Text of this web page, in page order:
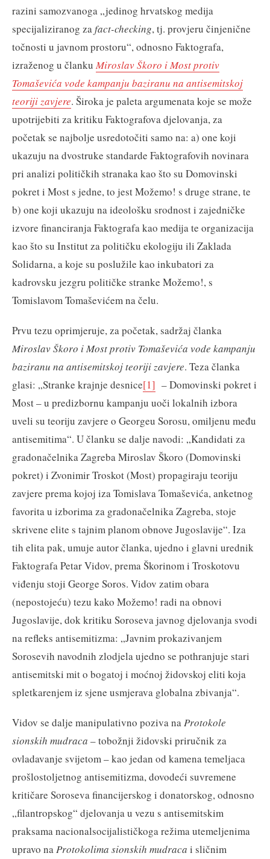
razini samozvanoga „jedinog hrvatskog medija
specijaliziranog zafact-checking, tj. provjeru činjenične
točnosti u javnom prostoru“, odnosno Faktografa,
izraženog u članku Miroslav Škoro i Most protiv
Tomaševića vode kampanju baziranu na antisemitskoj
teoriji zavjere. Široka je paleta argumenata koje se može
upotrijebiti za kritiku Faktografova djelovanja, za
početak se najbolje usredotočiti samo na: a) one koji
ukazuju na dvostruke standarde Faktografovih novinara
pri analizi političkih stranaka kao što su Domovinski
pokret i Most s jedne, to jest Možemo! s druge strane, te
b) one koji ukazuju na ideološku srodnost i zajedničke
izvore financiranja Faktografa kao medija te organizacija
kao što su Institut za političku ekologiju ili Zaklada
Solidarna, a koje su poslužile kao inkubatori za
kadrovsku jezgru političke stranke Možemo!, s
Tomislavom Tomaševićem na čelu.
Prvu tezu oprimjeruje, za početak, sadržaj članka
Miroslav Škoro i Most protiv Tomaševića vode kampanju
baziranu na antisemitskoj teoriji zavjere. Teza članka
glasi: „Stranke krajnje desnice[1] – Domovinski pokret i
Most – u predizbornu kampanju uoči lokalnih izbora
uveli su teoriju zavjere o Georgeu Sorosu, omiljenu među
antisemitima“. U članku se dalje navodi: „Kandidati za
gradonačelnika Zagreba Miroslav Škoro (Domovinski
pokret) i Zvonimir Troskot (Most) propagiraju teoriju
zavjere prema kojoj iza Tomislava Tomaševića, anketnog
favorita u izborima za gradonačelnika Zagreba, stoje
skrivene elite s tajnim planom obnove Jugoslavije“. Iza
tih elita pak, umuje autor članka, ujedno i glavni urednik
Faktografa Petar Vidov, prema Škorinom i Troskotovu
viđenju stoji George Soros. Vidov zatim obara
(nepostojeću) tezu kako Možemo! radi na obnovi
Jugoslavije, dok kritiku Soroseva javnog djelovanja svodi
na refleks antisemitizma: „Javnim prokazivanjem
Sorosevih navodnih zlodjela ujedno se pothranjuje stari
antisemitski mit o bogatoj i moćnoj židovskoj eliti koja
spletkarenjem iz sjene usmjerava globalna zbivanja“.
Vidov se dalje manipulativno poziva naProtokole
sionskih mudraca – tobožnji židovski priručnik za
ovladavanje svijetom – kao jedan od kamena temeljaca
prošlostoljetnog antisemitizma, dovodeći suvremene
kritičare Soroseva financijerskog i donatorskog, odnosno
„filantropskog“ djelovanja u vezu s antisemitskim
praksama nacionalsocijalističkoga režima utemeljenima
upravo naProtokolima sionskih mudraca i sličnim